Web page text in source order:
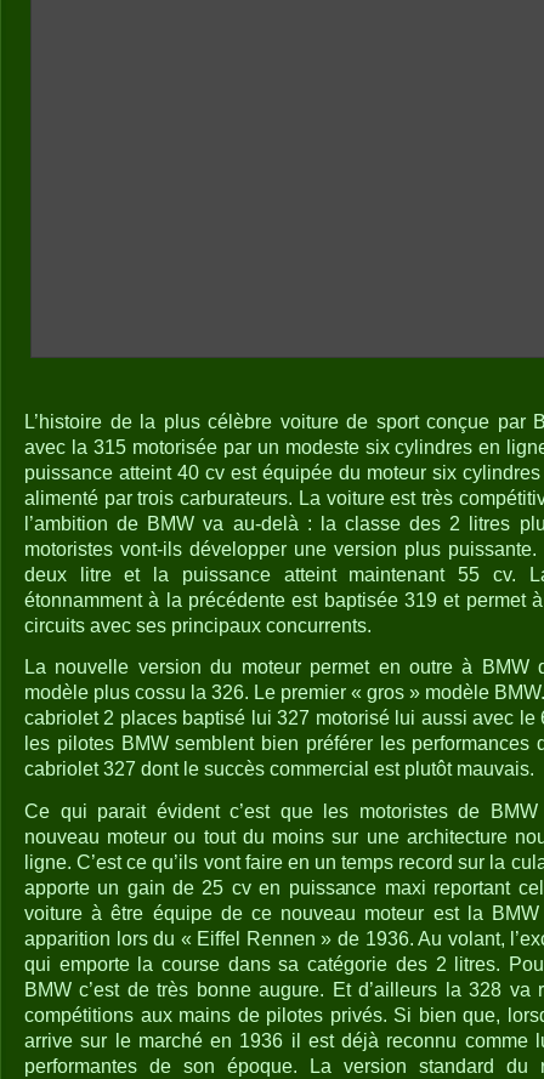
L’histoire de la plus célèbre voiture de sport conçue par
avec la 315 motorisée par un modeste six cylindres en
puissance atteint 40 cv est équipée du moteur six
alimenté par trois carburateurs. La voiture est très
l’ambition de BMW va au-delà : la classe des 2 litres
motoristes vont-ils développer une version plus
deux litre et la puissance atteint maintenant 55 cv.
étonnamment à la précédente est baptisée 319 et permet
circuits avec ses principaux concurrents.
La nouvelle version du moteur permet en outre à BMW
modèle plus cossu la 326. Le premier « gros » modèle
cabriolet 2 places baptisé lui 327 motorisé lui aussi avec le
les pilotes BMW semblent bien préférer les performances
cabriolet 327 dont le succès commercial est plutôt mauvais.
Ce qui parait évident c’est que les motoristes de
nouveau moteur ou tout du moins sur une architecture
ligne. C’est ce qu’ils vont faire en un temps record sur la
apporte un gain de 25 cv en puissance maxi reportant
voiture à être équipe de ce nouveau moteur est la
apparition lors du « Eiffel Rennen » de 1936. Au volant,
qui emporte la course dans sa catégorie des 2 litres.
BMW c’est de très bonne augure. Et d’ailleurs la 328 va
compétitions aux mains de pilotes privés. Si bien que,
arrive sur le marché en 1936 il est déjà reconnu comme
performantes de son époque. La version standard du